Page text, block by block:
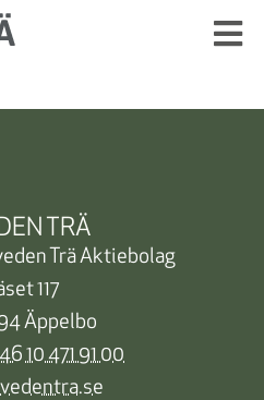
TRÄ
Trä Aktiebolag
117
Äppelbo
10 471 91 00